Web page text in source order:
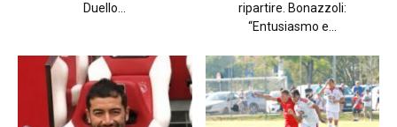
Duello...
ripartire. Bonazzoli:
“Entusiasmo e...